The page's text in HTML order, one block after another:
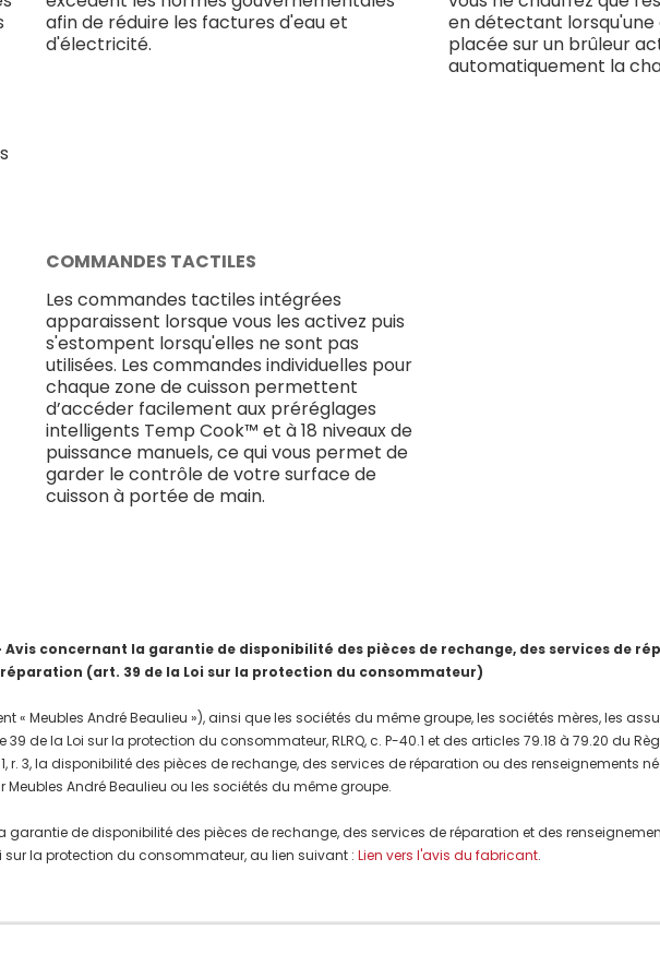
afin de réduire les factures d'eau et
d'électricité.
en détectant lorsqu'une
placée sur un brûleur
automatiquement la
COMMANDES TACTILES
Les commandes tactiles intégrées
apparaissent lorsque vous les activez puis
s'estompent lorsqu'elles ne sont pas
utilisées. Les commandes individuelles pour
chaque zone de cuisson permettent
d’accéder facilement aux préréglages
intelligents Temp Cook™ et à 18 niveaux de
puissance manuels, ce qui vous permet de
garder le contrôle de votre surface de
cuisson à portée de main.
concernant la garantie de disponibilité des pièces de rechange, des services de
(art. 39 de la Loi sur la protection du consommateur)
« Meubles André Beaulieu »), ainsi que les sociétés du même groupe, les sociétés mères, les
de la Loi sur la protection du consommateur, RLRQ, c. P-40.1 et des articles 79.18 à 79.20 du
r. 3, la disponibilité des pièces de rechange, des services de réparation ou des renseignements
André Beaulieu ou les sociétés du même groupe.
de disponibilité des pièces de rechange, des services de réparation et des
sur la protection du consommateur, au lien suivant : Lien vers l'avis du fabricant.